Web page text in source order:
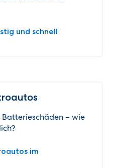
und schnell
– wie
im